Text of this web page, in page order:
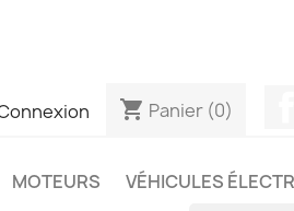
shopping_cart Panier (0)
MOTEURS VÉHICULES